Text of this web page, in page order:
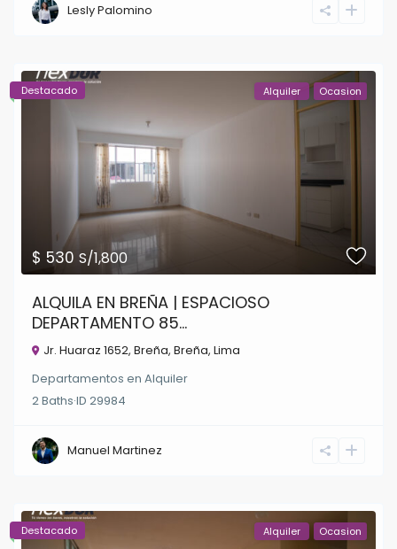
Lesly Palomino
$ 530S/1,800
Alquiler Ocasion
Destacado
ALQUILA EN BREÑA | ESPACIOSO
DEPARTAMENTO 85...
Jr. Huaraz 1652, Breña,Breña,Lima
Departamentos enAlquiler
2Baths·ID29984
Manuel Martinez
Alquiler Ocasion
Destacado